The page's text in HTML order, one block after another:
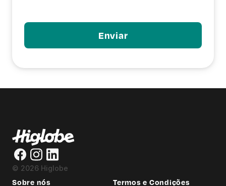
© 2026 Higlobe
Sobre nós Termos e Condições